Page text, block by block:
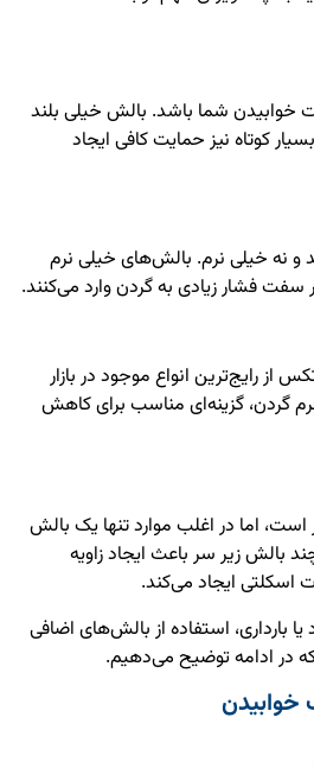
خوابیدن شما باشد. بالش خیلی بلند
کوتاه نیز حمایت کافی ایجاد
نه خیلی نرم. بالش‌های خیلی نرم
فشار زیادی به گردن وارد می‌کنند.
از رایج‌ترین انواع موجود در بازار
گردن، گزینه‌ای مناسب برای کاهش
اما در اغلب موارد تنها یک بالش
بالش زیر سر باعث ایجاد زاویه
اسکلتی ایجاد می‌کند.
بارداری، استفاده از بالش‌های اضافی
در ادامه توضیح می‌دهیم.
خوابیدن